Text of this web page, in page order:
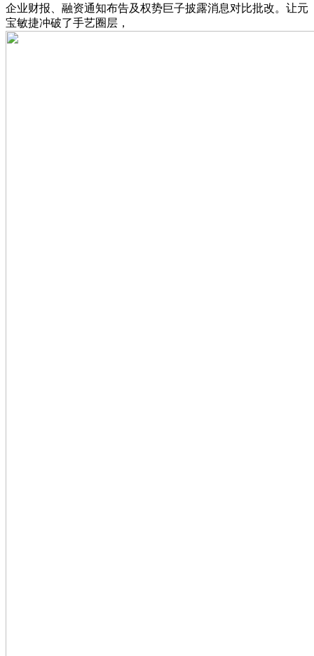
企业财报、融资通知布告及权势巨子披露消息对比批改。让元
宝敏捷冲破了手艺圈层，